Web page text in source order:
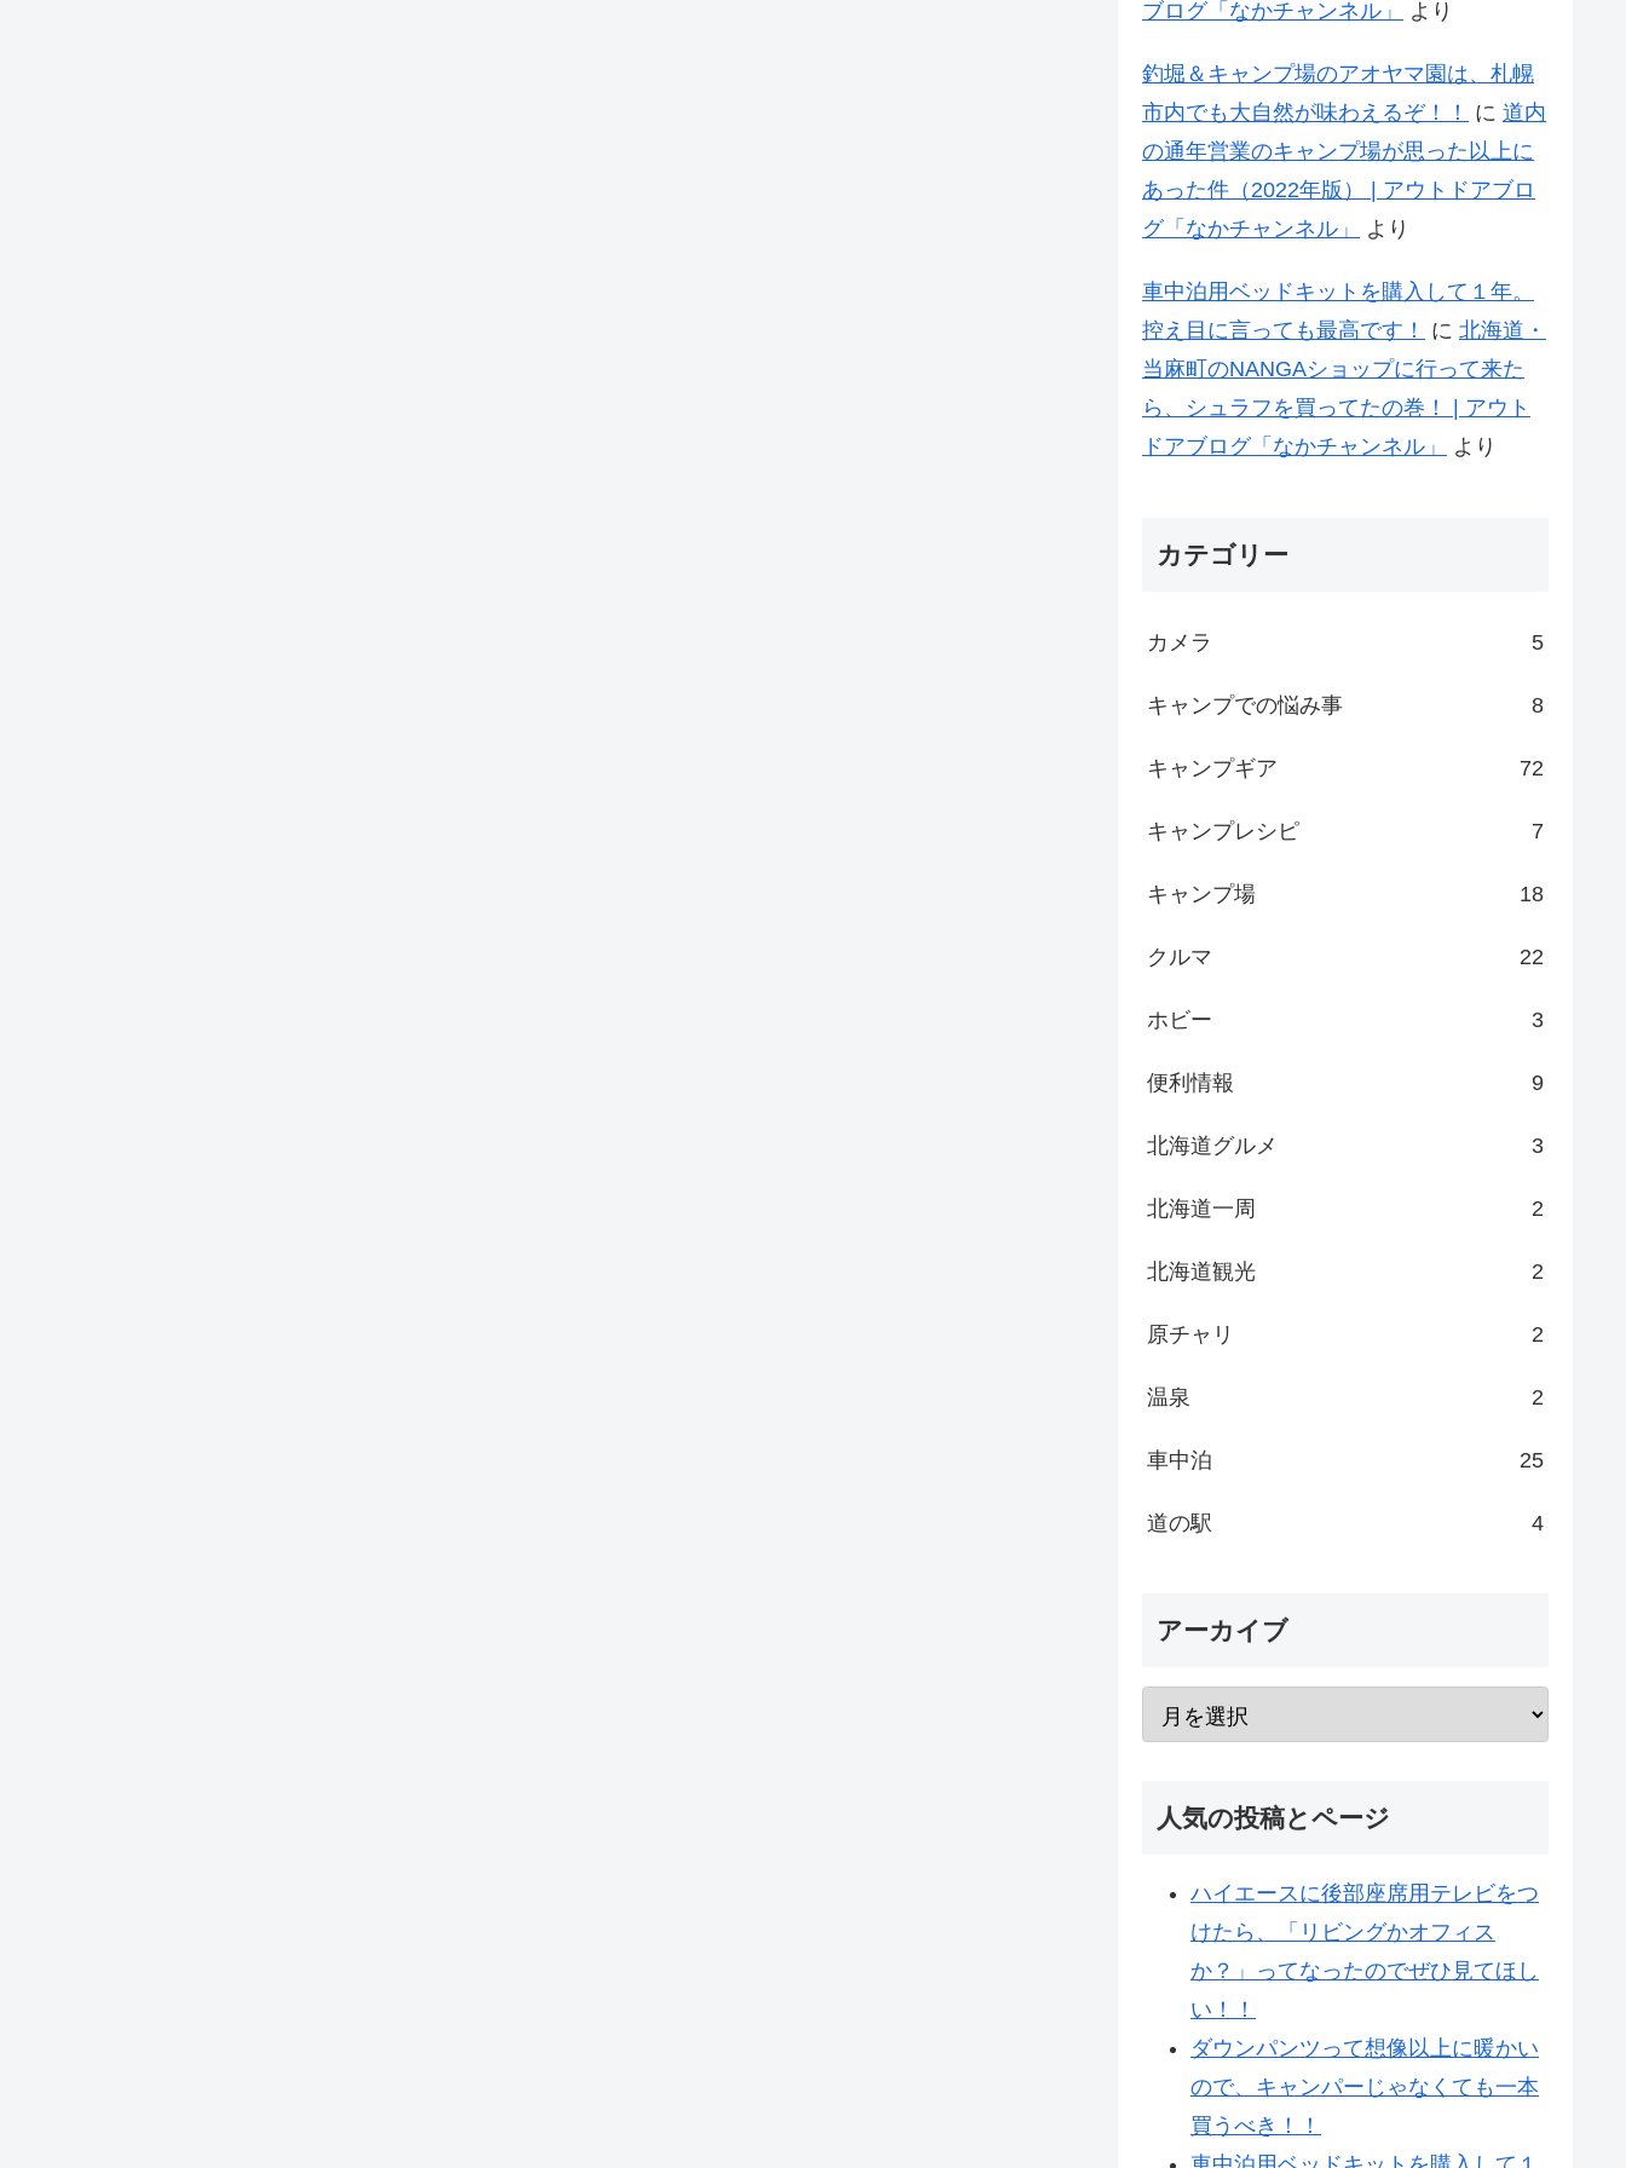
ブログ「なかチャンネル」
より
釣堀＆キャンプ場のアオヤマ園は、札幌
市内でも大自然が味わえるぞ！！
に 道内
の通年営業のキャンプ場が思った以上に
あった件（2022年版） | アウトドアブロ
グ「なかチャンネル」
より
車中泊用ベッドキットを購入して１年。
控え目に言っても最高です！
に 北海道・
当麻町のNANGAショップに行って来た
ら、シュラフを買ってたの巻！ | アウト
ドアブログ「なかチャンネル」
より
カテゴリー
カメラ 5
キャンプでの悩み事 8
キャンプギア 72
キャンプレシピ 7
キャンプ場 18
クルマ 22
ホビー 3
便利情報 9
北海道グルメ 3
北海道一周 2
北海道観光 2
原チャリ 2
温泉 2
車中泊 25
道の駅 4
アーカイブ
人気の投稿とページ
ハイエースに後部座席用テレビをつ
けたら、「リビングかオフィス
か？」ってなったのでぜひ見てほし
い！！
ダウンパンツって想像以上に暖かい
ので、キャンパーじゃなくても一本
買うべき！！